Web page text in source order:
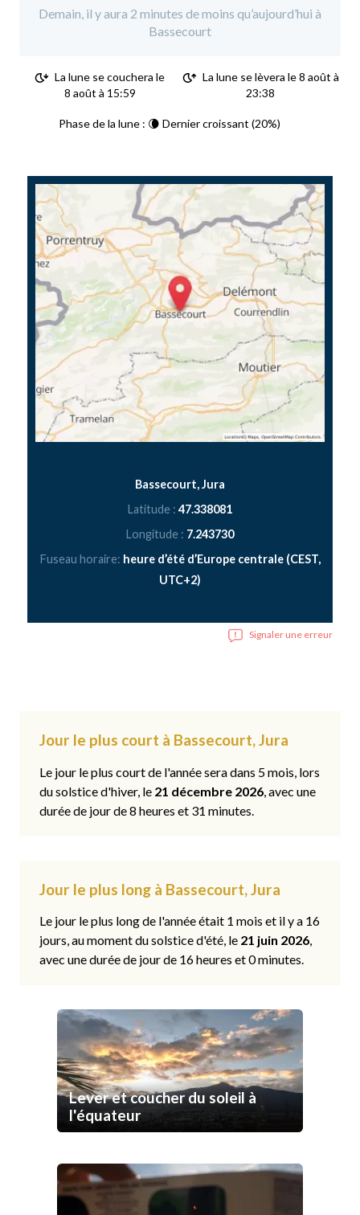
Demain, il y aura 2 minutes de moins qu’aujourd’hui à
Bassecourt
La lune se couchera le
8 août à 15:59
La lune se lèvera le 8 août à
23:38
Phase de la lune : 🌘 Dernier croissant (20%)
Bassecourt, Jura
Latitude : 47.338081
Longitude : 7.243730
Fuseau horaire: heure d’été d’Europe centrale (CEST,
UTC+2)
Signaler une erreur
Jour le plus court à Bassecourt, Jura
Le jour le plus court de l'année sera dans 5 mois, lors
du solstice d'hiver, le 21 décembre 2026, avec une
durée de jour de 8 heures et 31 minutes.
Jour le plus long à Bassecourt, Jura
Le jour le plus long de l'année était 1 mois et il y a 16
jours, au moment du solstice d'été, le 21 juin 2026,
avec une durée de jour de 16 heures et 0 minutes.
Lever et coucher du soleil à
l'équateur